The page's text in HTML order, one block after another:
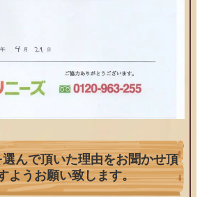
んで頂いた理由をお聞かせ頂
ようお願い致します。